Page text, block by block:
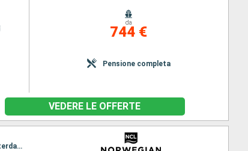
da
744 €
Pensione completa
VEDERE LE OFFERTE
Itinerario : Lisbona, Leixoes, La Coruna, Gijon, Bilbao, Le Verdon, La Rochelle, Zeebrugge, Ijmuiden/Amsterdam, Le Havre, Southampton